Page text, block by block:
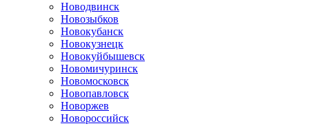
Новодвинск
Новозыбков
Новокубанск
Новокузнецк
Новокуйбышевск
Новомичуринск
Новомосковск
Новопавловск
Новоржев
Новороссийск